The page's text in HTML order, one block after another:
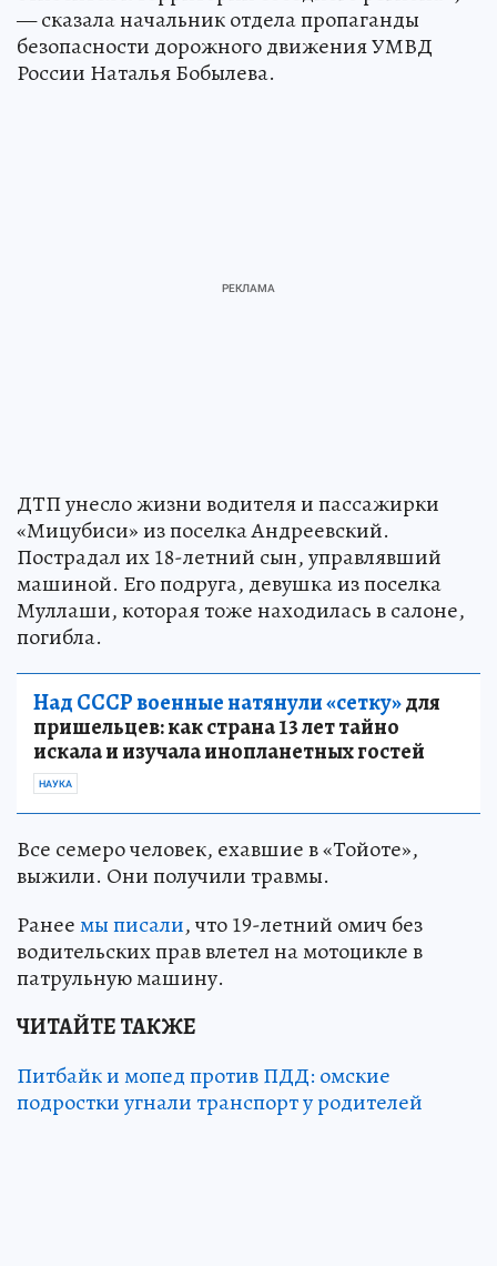
— сказала начальник отдела пропаганды
безопасности дорожного движения УМВД
России Наталья Бобылева.
ДТП унесло жизни водителя и пассажирки
«Мицубиси» из поселка Андреевский.
Пострадал их 18-летний сын, управлявший
машиной. Его подруга, девушка из поселка
Муллаши, которая тоже находилась в салоне,
погибла.
Над СССР военные натянули «сетку»для
пришельцев: как страна 13 лет тайно
искала и изучала инопланетных гостей
НАУКА
Все семеро человек, ехавшие в «Тойоте»,
выжили. Они получили травмы.
Ранеемы писали, что 19-летний омич без
водительских прав влетел на мотоцикле в
патрульную машину.
ЧИТАЙТЕ ТАКЖЕ
Питбайк и мопед против ПДД: омские
подростки угнали транспорт у родителей